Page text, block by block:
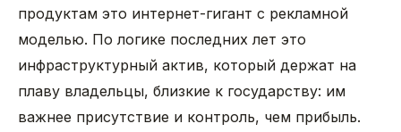
продуктам это интернет-гигант с рекламной
моделью. По логике последних лет это
инфраструктурный актив, который держат на
плаву владельцы, близкие к государству: им
важнее присутствие и контроль, чем прибыль.